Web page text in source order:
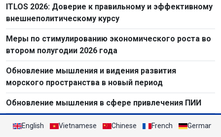
ITLOS 2026: Доверие к правильному и эффективному
внешнеполитическому курсу
Меры по стимулированию экономического роста во
втором полугодии 2026 года
Обновление мышления и видения развития
морского пространства в новый период
Обновление мышления в сфере привлечения ПИИ
English Vietnamese Chinese French German